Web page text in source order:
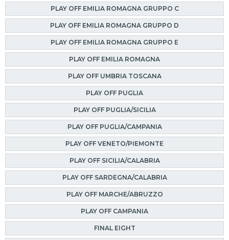
PLAY OFF EMILIA ROMAGNA GRUPPO C
PLAY OFF EMILIA ROMAGNA GRUPPO D
PLAY OFF EMILIA ROMAGNA GRUPPO E
PLAY OFF EMILIA ROMAGNA
PLAY OFF UMBRIA TOSCANA
PLAY OFF PUGLIA
PLAY OFF PUGLIA/SICILIA
PLAY OFF PUGLIA/CAMPANIA
PLAY OFF VENETO/PIEMONTE
PLAY OFF SICILIA/CALABRIA
PLAY OFF SARDEGNA/CALABRIA
PLAY OFF MARCHE/ABRUZZO
PLAY OFF CAMPANIA
FINAL EIGHT